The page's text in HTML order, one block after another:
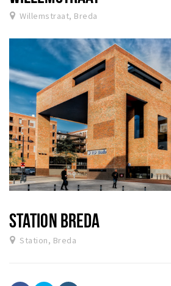
Willemstraat, Breda
STATION BREDA
Station, Breda